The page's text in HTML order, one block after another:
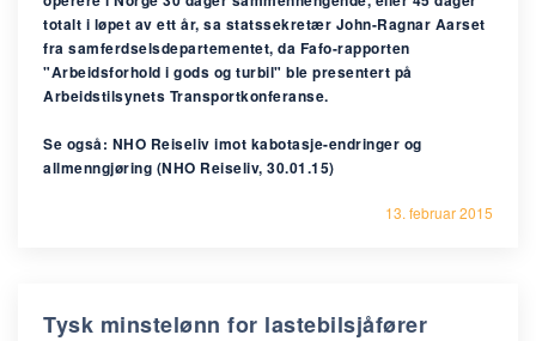
totalt i løpet av ett år, sa statssekretær John-Ragnar Aarset
fra samferdselsdepartementet, da Fafo-rapporten
"Arbeidsforhold i gods og turbil" ble presentert på
Arbeidstilsynets Transportkonferanse.
Se også: NHO Reiseliv imot kabotasje-endringer og
allmenngjøring (NHO Reiseliv, 30.01.15)
13. februar 2015
Tysk minstelønn for lastebilsjåfører